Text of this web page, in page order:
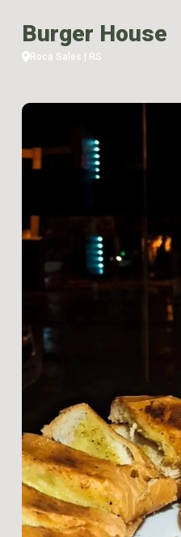
Burger House
Roca Sales | RS